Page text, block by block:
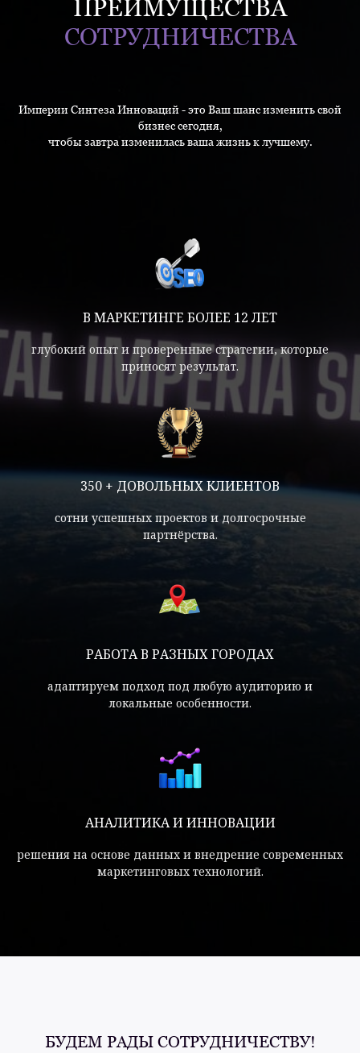
ПРЕИМУЩЕСТВА
СОТРУДНИЧЕСТВА
Империи Синтеза Инноваций - это Ваш шанс изменить свой
бизнес сегодня,
чтобы завтра изменилась ваша жизнь к лучшему.
В МАРКЕТИНГЕ БОЛЕЕ 12 ЛЕТ
глубокий опыт и проверенные стратегии, которые
приносят результат.
350 + ДОВОЛЬНЫХ КЛИЕНТОВ
сотни успешных проектов и долгосрочные
партнёрства.
РАБОТА В РАЗНЫХ ГОРОДАХ
адаптируем подход под любую аудиторию и
локальные особенности.
АНАЛИТИКА И ИННОВАЦИИ
решения на основе данных и внедрение современных
маркетинговых технологий.
БУДЕМ РАДЫ СОТРУДНИЧЕСТВУ!